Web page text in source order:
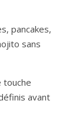
pancakes,
sans
touche
avant